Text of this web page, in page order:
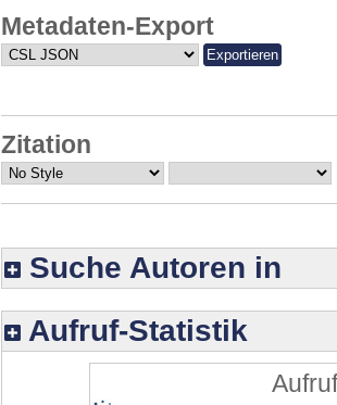
Metadaten-Export
Zitation
Suche Autoren in
Aufruf-Statistik